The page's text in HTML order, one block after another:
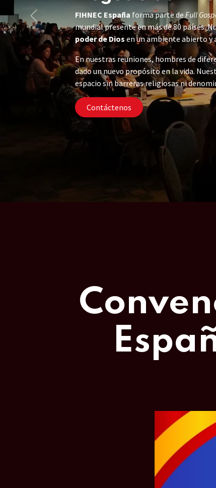
FIHNEC España forma parte deFull
mundial presente en más de 80 países.
poder de Dios en un ambiente abierto y
En nuestras reuniones, hombres de
dado un nuevo propósito en la vida.
espacio sin barreras religiosas ni
Contáctenos
Anterior